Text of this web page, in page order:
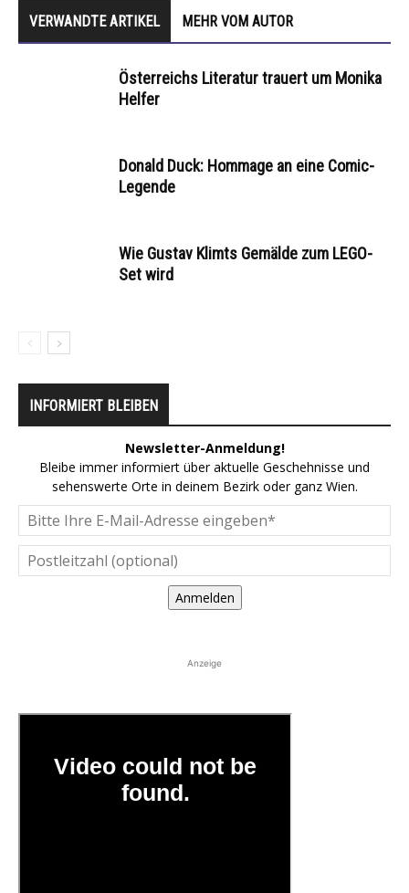
VERWANDTE ARTIKEL MEHR VOM AUTOR
Österreichs Literatur trauert um Monika
Helfer
Donald Duck: Hommage an eine Comic-
Legende
Wie Gustav Klimts Gemälde zum LEGO-
Set wird
INFORMIERT BLEIBEN
Newsletter-Anmeldung!
Bleibe immer informiert über aktuelle Geschehnisse und
sehenswerte Orte in deinem Bezirk oder ganz Wien.
Anmelden
Anzeige